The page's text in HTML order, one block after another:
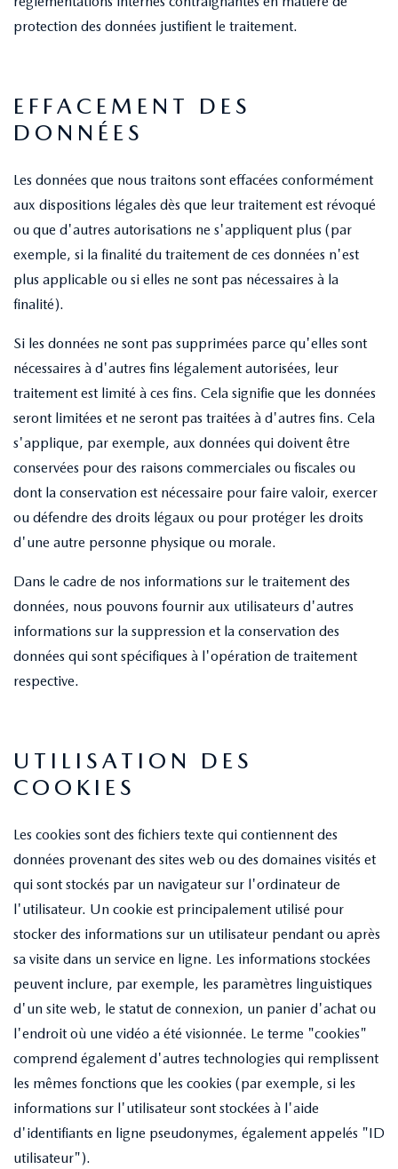
protection des données justifient le traitement.
EFFACEMENT DES
DONNÉES
Les données que nous traitons sont effacées conformément
aux dispositions légales dès que leur traitement est révoqué
ou que d'autres autorisations ne s'appliquent plus (par
exemple, si la finalité du traitement de ces données n'est
plus applicable ou si elles ne sont pas nécessaires à la
finalité).
Si les données ne sont pas supprimées parce qu'elles sont
nécessaires à d'autres fins légalement autorisées, leur
traitement est limité à ces fins. Cela signifie que les données
seront limitées et ne seront pas traitées à d'autres fins. Cela
s'applique, par exemple, aux données qui doivent être
conservées pour des raisons commerciales ou fiscales ou
dont la conservation est nécessaire pour faire valoir, exercer
ou défendre des droits légaux ou pour protéger les droits
d'une autre personne physique ou morale.
Dans le cadre de nos informations sur le traitement des
données, nous pouvons fournir aux utilisateurs d'autres
informations sur la suppression et la conservation des
données qui sont spécifiques à l'opération de traitement
respective.
​​​UTILISATION DES
COOKIES
Les cookies sont des fichiers texte qui contiennent des
données provenant des sites web ou des domaines visités et
qui sont stockés par un navigateur sur l'ordinateur de
l'utilisateur. Un cookie est principalement utilisé pour
stocker des informations sur un utilisateur pendant ou après
sa visite dans un service en ligne. Les informations stockées
peuvent inclure, par exemple, les paramètres linguistiques
d'un site web, le statut de connexion, un panier d'achat ou
l'endroit où une vidéo a été visionnée. Le terme "cookies"
comprend également d'autres technologies qui remplissent
les mêmes fonctions que les cookies (par exemple, si les
informations sur l'utilisateur sont stockées à l'aide
d'identifiants en ligne pseudonymes, également appelés "ID
utilisateur").